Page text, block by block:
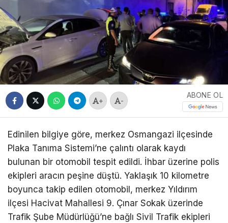
+ -
ABONE OL
Edinilen bilgiye göre, merkez Osmangazi ilçesinde
Plaka Tanıma Sistemi’ne çalıntı olarak kaydı
bulunan bir otomobil tespit edildi. İhbar üzerine polis
ekipleri aracın peşine düştü. Yaklaşık 10 kilometre
boyunca takip edilen otomobil, merkez Yıldırım
ilçesi Hacivat Mahallesi 9. Çınar Sokak üzerinde
Trafik Şube Müdürlüğü’ne bağlı Sivil Trafik ekipleri